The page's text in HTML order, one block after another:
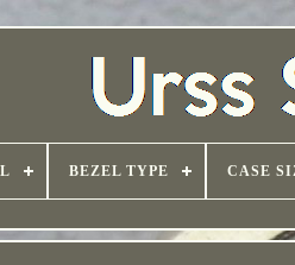
BEZEL TYPE CASE